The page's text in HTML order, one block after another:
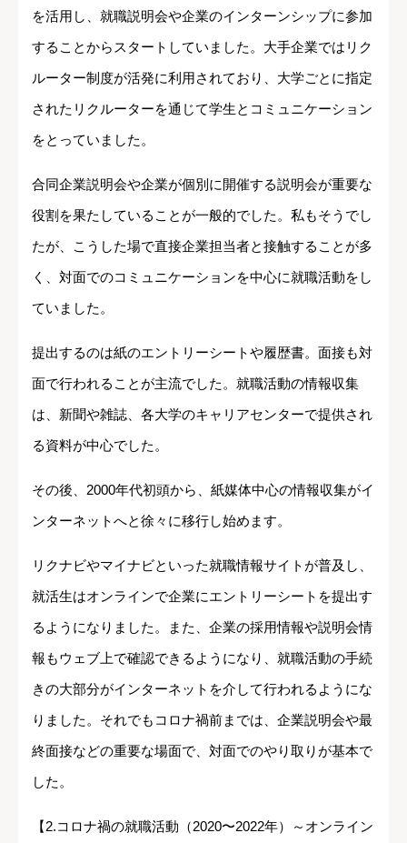
を活用し、就職説明会や企業のインターンシップに参加
することからスタートしていました。大手企業ではリク
ルーター制度が活発に利用されており、大学ごとに指定
されたリクルーターを通じて学生とコミュニケーション
をとっていました。
合同企業説明会や企業が個別に開催する説明会が重要な
役割を果たしていることが一般的でした。私もそうでし
たが、こうした場で直接企業担当者と接触することが多
く、対面でのコミュニケーションを中心に就職活動をし
ていました。
提出するのは紙のエントリーシートや履歴書。面接も対
面で行われることが主流でした。就職活動の情報収集
は、新聞や雑誌、各大学のキャリアセンターで提供され
る資料が中心でした。
その後、2000年代初頭から、紙媒体中心の情報収集がイ
ンターネットへと徐々に移行し始めます。
リクナビやマイナビといった就職情報サイトが普及し、
就活生はオンラインで企業にエントリーシートを提出す
るようになりました。また、企業の採用情報や説明会情
報もウェブ上で確認できるようになり、就職活動の手続
きの大部分がインターネットを介して行われるようにな
りました。それでもコロナ禍前までは、企業説明会や最
終面接などの重要な場面で、対面でのやり取りが基本で
した。
【2.コロナ禍の就職活動（2020〜2022年）～オンライン